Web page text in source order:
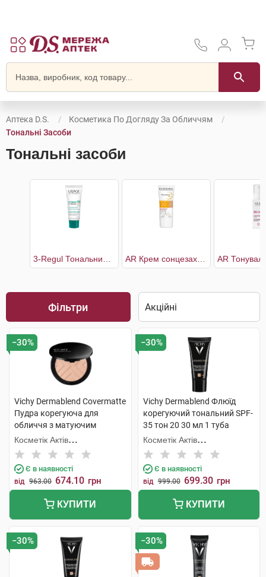
Аптека D.S.
Косметика По Догляду За Обличчям
Тональні Засоби
Тональні засоби
Фільтри
−30%
Vichy Dermablend Covermatte
Пудра корегуюча для
обличчя з матуючим
ефектом SPF-25 відтінок
№25 9,5 г 1 шт
Косметік Актів
Інтернаціональ
Є в наявності
від 963.00 674.10 грн
КУПИТИ
−30%
Vichy Dermablend Флюїд
корегуючий тональний SPF-
35 тон 20 30 мл 1 туба
Косметік Актів
Інтернаціональ
Є в наявності
від 999.00 699.30 грн
КУПИТИ
−30% −30%